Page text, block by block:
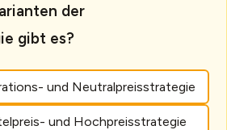
der
gibt es?
und Neutralpreisstrategie
und Hochpreisstrategie